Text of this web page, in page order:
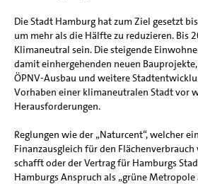
Die Stadt Hamburg hat zum Ziel gesetzt
um mehr als die Hälfte zu reduzieren. Bis
Klimaneutral sein. Die steigende
damit einhergehenden neuen
ÖPNV-Ausbau und weitere
Vorhaben einer klimaneutralen Stadt vor
Herausforderungen.
Reglungen wie der „Naturcent“, welcher
Finanzausgleich für den
schafft oder der Vertrag für Hamburgs
Hamburgs Anspruch als „grüne Metropole